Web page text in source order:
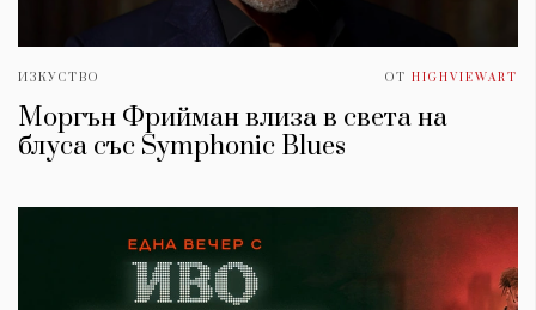
ИЗКУСТВО ОТ HIGHVIEWART
Моргън Фрийман влиза в света на
блуса със Symphonic Blues